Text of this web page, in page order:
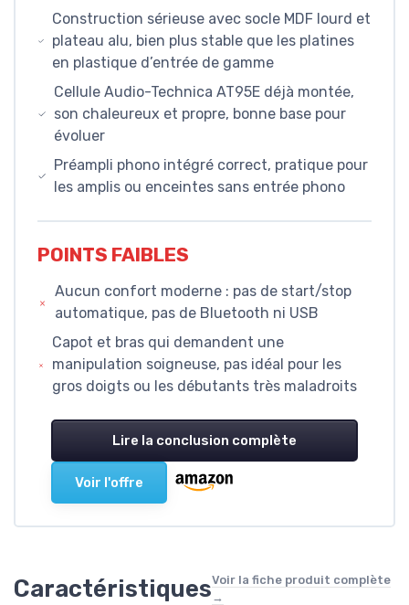
Construction sérieuse avec socle MDF lourd et
plateau alu, bien plus stable que les platines
en plastique d’entrée de gamme
Cellule Audio-Technica AT95E déjà montée,
son chaleureux et propre, bonne base pour
évoluer
Préampli phono intégré correct, pratique pour
les amplis ou enceintes sans entrée phono
POINTS FAIBLES
Aucun confort moderne : pas de start/stop
automatique, pas de Bluetooth ni USB
Capot et bras qui demandent une
manipulation soigneuse, pas idéal pour les
gros doigts ou les débutants très maladroits
Lire la conclusion complète
Voir l'offre
CaractéristiquesVoir la fiche produit complète
→